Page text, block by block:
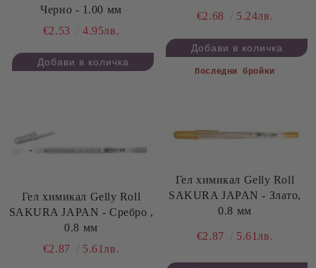
Черно - 1.00 мм
€2.53
4.95лв.
€2.68
5.24лв.
Последни бройки
Гел химикал Gelly Roll
SAKURA JAPAN - Сребро ,
0.8 мм
€2.87
5.61лв.
Гел химикал Gelly Roll
SAKURA JAPAN - Злато,
0.8 мм
€2.87 5.61лв.